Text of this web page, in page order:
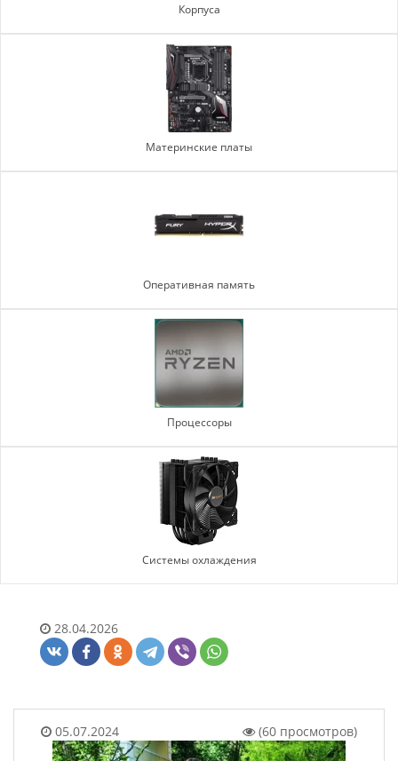
Корпуса
Материнские платы
Оперативная память
Процессоры
Системы охлаждения
28.04.2026
05.07.2024 (60 просмотров)